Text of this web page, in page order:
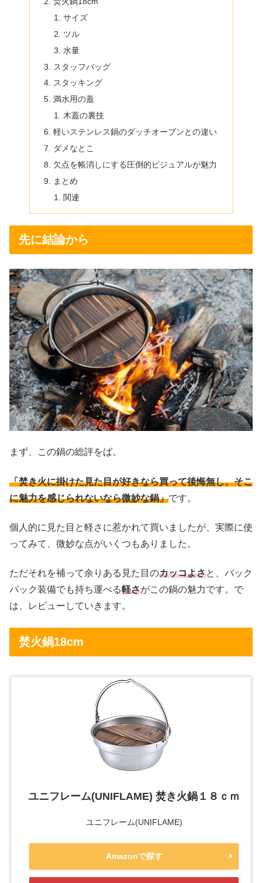
サイズ
ツル
水量
スタッフバッグ
スタッキング
満水用の蓋
木蓋の裏技
軽いステンレス鍋のダッチオーブンとの違い
ダメなとこ
欠点を帳消しにする圧倒的ビジュアルが魅力
まとめ
関連
先に結論から
まず、この鍋の総評をば。
「焚き火に掛けた見た目が好きなら買って後悔無し、そこ
に魅力を感じられないなら微妙な鍋」です。
個人的に見た目と軽さに惹かれて買いましたが、実際に使
ってみて、微妙な点がいくつもありました。
ただそれを補って余りある見た目のカッコよさと、バック
パック装備でも持ち運べる軽さがこの鍋の魅力です。で
は、レビューしていきます。
焚火鍋18cm
ユニフレーム(UNIFLAME) 焚き火鍋１８ｃｍ
ユニフレーム(UNIFLAME)
Amazonで探す